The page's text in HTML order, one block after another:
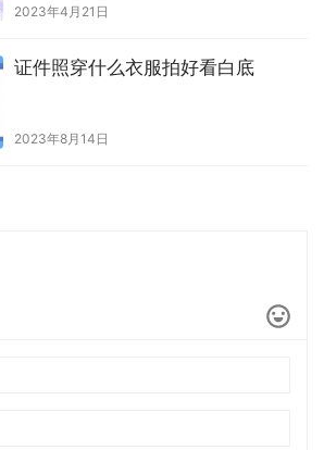
2023年4月21日
证件照穿什么衣服拍好看白底
2023年8月14日